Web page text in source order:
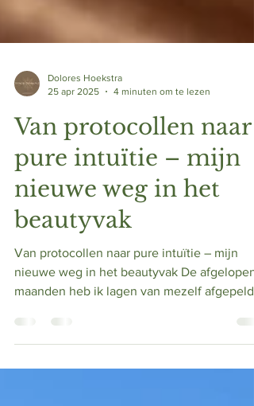
Dolores Hoekstra
25 apr 2025
4 minuten om te lezen
Van protocollen naar
pure intuïtie – mijn
nieuwe weg in het
beautyvak
nieuwe weg in het beautyvak De afgelopen
maanden heb ik lagen van mezelf afgepeld.
Niet alleen...